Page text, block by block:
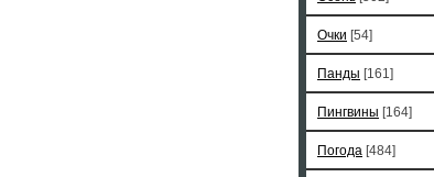
Очки [54]
Панды [161]
Пингвины [164]
Погода [484]